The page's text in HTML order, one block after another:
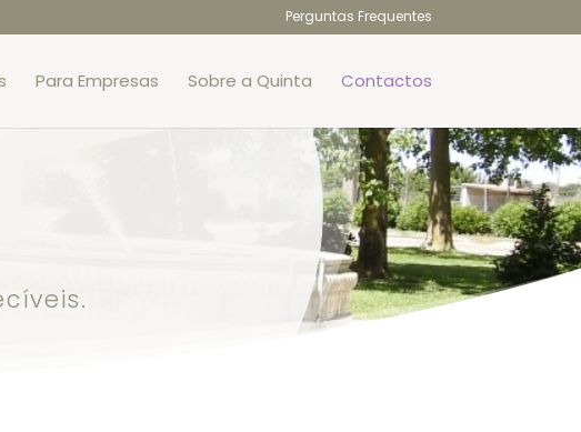
Perguntas Frequentes
Para Empresas Sobre a Quinta Contactos